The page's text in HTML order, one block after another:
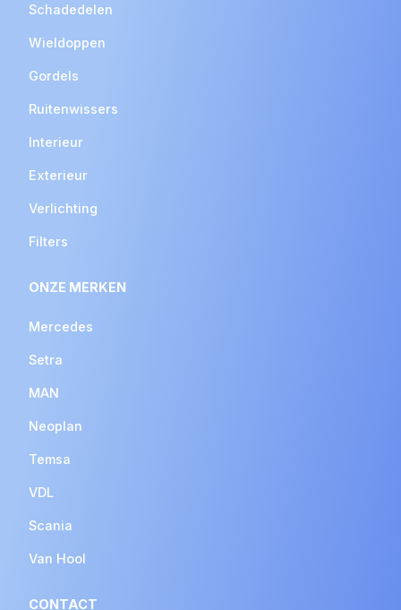
Schadedelen
Wieldoppen
Gordels
Ruitenwissers
Interieur
Exterieur
Verlichting
Filters
ONZE MERKEN
Mercedes
Setra
MAN
Neoplan
Temsa
VDL
Scania
Van Hool
CONTACT